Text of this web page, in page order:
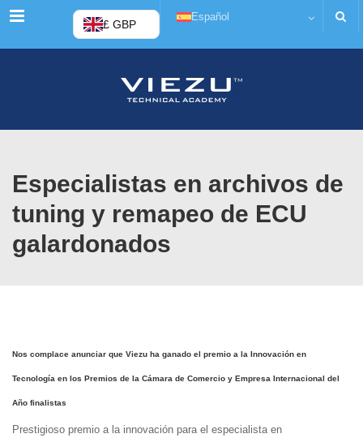
Menú £ GBP
Español
Especialistas en archivos de
tuning y remapeo de ECU
galardonados
Nos complace anunciar que Viezu ha ganado el premio a la Innovación en
Tecnología en los Premios de la Cámara de Comercio y Empresa Internacional del
Año finalistas
Prestigioso premio a la innovación para el especialista en